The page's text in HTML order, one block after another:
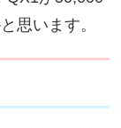
思います。